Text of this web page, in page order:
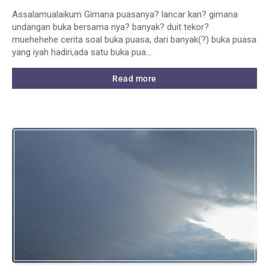
Assalamualaikum Gimana puasanya? lancar kan? gimana
undangan buka bersama nya? banyak? duit tekor?
muehehehe cerita soal buka puasa, dari banyak(?) buka puasa
yang iyah hadiri,ada satu buka pua…
Read more